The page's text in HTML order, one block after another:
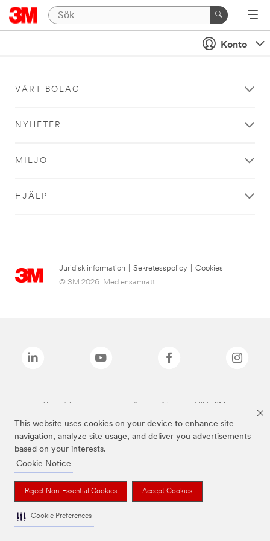
This website uses cookies on your device to enhance site
navigation, analyze site usage, and deliver you advertisements
based on your interests.
Cookie Notice
Reject Non-Essential Cookies Accept Cookies
Cookie Preferences
Konto
VÅRT BOLAG
NYHETER
MILJÖ
HJÄLP
Juridisk information Sekretesspolicy
Cookies
© 3M 2026. Med ensamrätt.
Varumärken som anges ovan är varumärken som tillhör 3M.